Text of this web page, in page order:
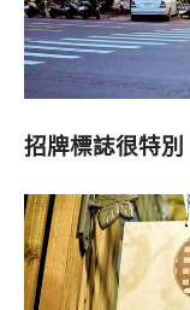
招牌標誌很特